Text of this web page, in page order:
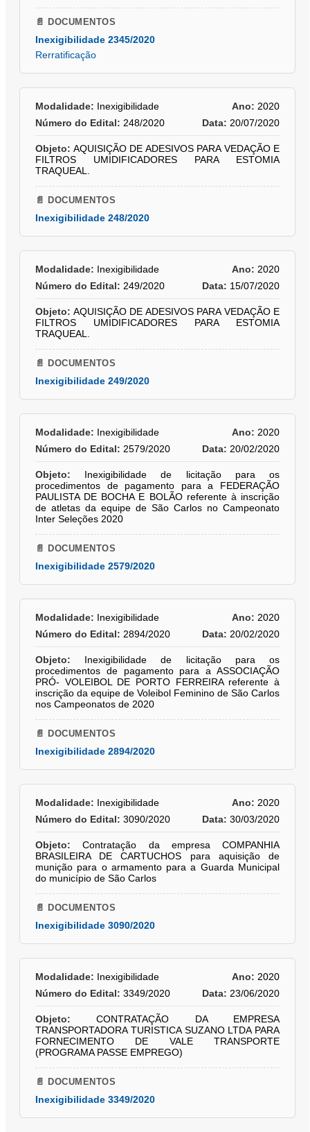
📄 DOCUMENTOS
Inexigibilidade 2345/2020
Rerratificação
Modalidade: Inexigibilidade Ano: 2020
Número do Edital: 248/2020 Data: 20/07/2020
Objeto: AQUISIÇÃO DE ADESIVOS PARA VEDAÇÃO E
FILTROS UMIDIFICADORES PARA ESTOMIA
TRAQUEAL.
📄 DOCUMENTOS
Inexigibilidade 248/2020
Modalidade: Inexigibilidade Ano: 2020
Número do Edital: 249/2020 Data: 15/07/2020
Objeto: AQUISIÇÃO DE ADESIVOS PARA VEDAÇÃO E
FILTROS UMIDIFICADORES PARA ESTOMIA
TRAQUEAL.
📄 DOCUMENTOS
Inexigibilidade 249/2020
Modalidade: Inexigibilidade Ano: 2020
Número do Edital: 2579/2020 Data: 20/02/2020
Objeto: Inexigibilidade de licitação para os
procedimentos de pagamento para a FEDERAÇÃO
PAULISTA DE BOCHA E BOLÃO referente à inscrição
de atletas da equipe de São Carlos no Campeonato
Inter Seleções 2020
📄 DOCUMENTOS
Inexigibilidade 2579/2020
Modalidade: Inexigibilidade Ano: 2020
Número do Edital: 2894/2020 Data: 20/02/2020
Objeto: Inexigibilidade de licitação para os
procedimentos de pagamento para a ASSOCIAÇÃO
PRÓ- VOLEIBOL DE PORTO FERREIRA referente à
inscrição da equipe de Voleibol Feminino de São Carlos
nos Campeonatos de 2020
📄 DOCUMENTOS
Inexigibilidade 2894/2020
Modalidade: Inexigibilidade Ano: 2020
Número do Edital: 3090/2020 Data: 30/03/2020
Objeto: Contratação da empresa COMPANHIA
BRASILEIRA DE CARTUCHOS para aquisição de
munição para o armamento para a Guarda Municipal
do município de São Carlos
📄 DOCUMENTOS
Inexigibilidade 3090/2020
Modalidade: Inexigibilidade Ano: 2020
Número do Edital: 3349/2020 Data: 23/06/2020
Objeto: CONTRATAÇÃO DA EMPRESA
TRANSPORTADORA TURISTICA SUZANO LTDA PARA
FORNECIMENTO DE VALE TRANSPORTE
(PROGRAMA PASSE EMPREGO)
📄 DOCUMENTOS
Inexigibilidade 3349/2020